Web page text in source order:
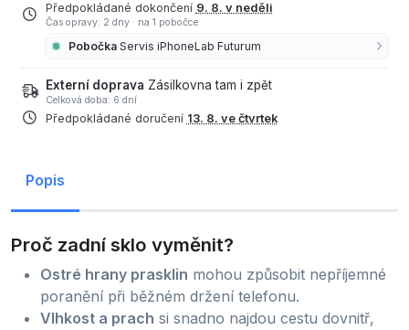
Předpokládané dokončení 9. 8. v neděli
Čas opravy: 2 dny · na 1 pobočce
Pobočka Servis iPhoneLab Futurum
Externí doprava Zásilkovna tam i zpět
Celková doba: 6 dní
Předpokládané doručení 13. 8. ve čtvrtek
Popis
Proč zadní sklo vyměnit?
Ostré hrany prasklin mohou způsobit nepříjemné
poranění při běžném držení telefonu.
Vlhkost a prach si snadno najdou cestu dovnitř,